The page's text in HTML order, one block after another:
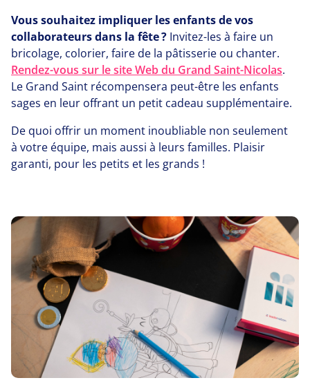
Vous souhaitez impliquer les enfants de vos
collaborateurs dans la fête ? Invitez-les à faire un
bricolage, colorier, faire de la pâtisserie ou chanter.
Rendez-vous sur le site Web du Grand Saint-Nicolas.
Le Grand Saint récompensera peut-être les enfants
sages en leur offrant un petit cadeau supplémentaire.
De quoi offrir un moment inoubliable non seulement
à votre équipe, mais aussi à leurs familles. Plaisir
garanti, pour les petits et les grands !